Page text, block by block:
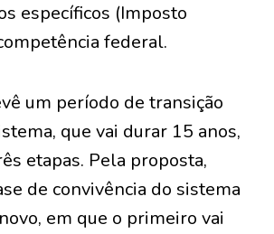
específicos (Imposto
federal.
um período de transição
que vai durar 15 anos,
etapas. Pela proposta,
de convivência do sistema
em que o primeiro vai